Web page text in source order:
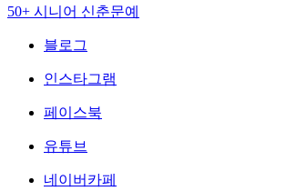
50+ 시니어 신춘문예
블로그
인스타그램
페이스북
유튜브
네이버카페